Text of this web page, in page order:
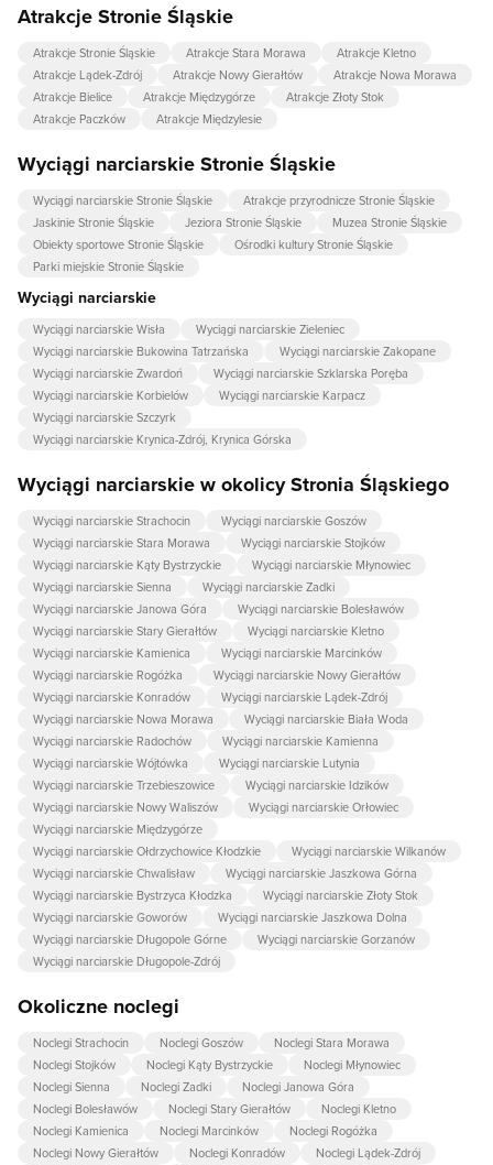
Atrakcje Stronie Śląskie
Atrakcje Stronie Śląskie Atrakcje Stara Morawa
Atrakcje Kletno
Atrakcje Lądek-Zdrój
Atrakcje Nowy Gierałtów
Atrakcje Nowa Morawa
Atrakcje Bielice
Atrakcje Międzygórze
Atrakcje Złoty Stok
Atrakcje Paczków
Atrakcje Międzylesie
Wyciągi narciarskie Stronie Śląskie
Wyciągi narciarskie Stronie Śląskie
Atrakcje przyrodnicze Stronie Śląskie
Jaskinie Stronie Śląskie
Jeziora Stronie Śląskie
Muzea Stronie Śląskie
Obiekty sportowe Stronie Śląskie
Ośrodki kultury Stronie Śląskie
Parki miejskie Stronie Śląskie
Wyciągi narciarskie
Wyciągi narciarskie Wisła
Wyciągi narciarskie Zieleniec
Wyciągi narciarskie Bukowina Tatrzańska
Wyciągi narciarskie Zakopane
Wyciągi narciarskie Zwardoń
Wyciągi narciarskie Szklarska Poręba
Wyciągi narciarskie Korbielów
Wyciągi narciarskie Karpacz
Wyciągi narciarskie Szczyrk
Wyciągi narciarskie Krynica-Zdrój, Krynica Górska
Wyciągi narciarskie w okolicy Stronia Śląskiego
Wyciągi narciarskie Strachocin
Wyciągi narciarskie Goszów
Wyciągi narciarskie Stara Morawa
Wyciągi narciarskie Stojków
Wyciągi narciarskie Kąty Bystrzyckie
Wyciągi narciarskie Młynowiec
Wyciągi narciarskie Sienna
Wyciągi narciarskie Zadki
Wyciągi narciarskie Janowa Góra
Wyciągi narciarskie Bolesławów
Wyciągi narciarskie Stary Gierałtów
Wyciągi narciarskie Kletno
Wyciągi narciarskie Kamienica
Wyciągi narciarskie Marcinków
Wyciągi narciarskie Rogóżka
Wyciągi narciarskie Nowy Gierałtów
Wyciągi narciarskie Konradów
Wyciągi narciarskie Lądek-Zdrój
Wyciągi narciarskie Nowa Morawa
Wyciągi narciarskie Biała Woda
Wyciągi narciarskie Radochów
Wyciągi narciarskie Kamienna
Wyciągi narciarskie Wójtówka
Wyciągi narciarskie Lutynia
Wyciągi narciarskie Trzebieszowice
Wyciągi narciarskie Idzików
Wyciągi narciarskie Nowy Waliszów
Wyciągi narciarskie Orłowiec
Wyciągi narciarskie Międzygórze
Wyciągi narciarskie Ołdrzychowice Kłodzkie
Wyciągi narciarskie Wilkanów
Wyciągi narciarskie Chwalisław
Wyciągi narciarskie Jaszkowa Górna
Wyciągi narciarskie Bystrzyca Kłodzka
Wyciągi narciarskie Złoty Stok
Wyciągi narciarskie Goworów
Wyciągi narciarskie Jaszkowa Dolna
Wyciągi narciarskie Długopole Górne
Wyciągi narciarskie Gorzanów
Wyciągi narciarskie Długopole-Zdrój
Okoliczne noclegi
Noclegi Strachocin Noclegi Goszów
Noclegi Stara Morawa
Noclegi Stojków
Noclegi Kąty Bystrzyckie
Noclegi Młynowiec
Noclegi Sienna
Noclegi Zadki
Noclegi Janowa Góra
Noclegi Bolesławów
Noclegi Stary Gierałtów
Noclegi Kletno
Noclegi Kamienica
Noclegi Marcinków
Noclegi Rogóżka
Noclegi Nowy Gierałtów
Noclegi Konradów
Noclegi Lądek-Zdrój